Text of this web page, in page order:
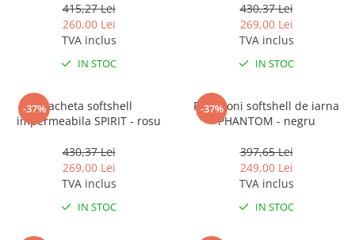
415,27 Lei
260,00 Lei
TVA inclus
IN STOC
430,37 Lei
269,00 Lei
TVA inclus
IN STOC
-37%Jacheta softshell
impermeabila SPIRIT - rosu
430,37 Lei
269,00 Lei
TVA inclus
IN STOC
-37%
Pantaloni softshell de iarna
PHANTOM - negru
397,65 Lei
249,00 Lei
TVA inclus
IN STOC